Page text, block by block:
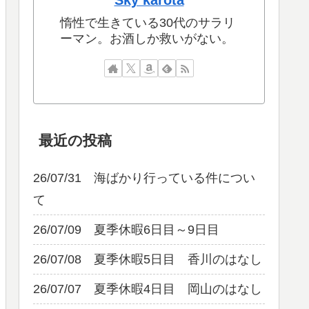
惰性で生きている30代のサラリ
ーマン。お酒しか救いがない。
最近の投稿
26/07/31 海ばかり行っている件につい
て
26/07/09 夏季休暇6日目～9日目
26/07/08 夏季休暇5日目 香川のはなし
26/07/07 夏季休暇4日目 岡山のはなし